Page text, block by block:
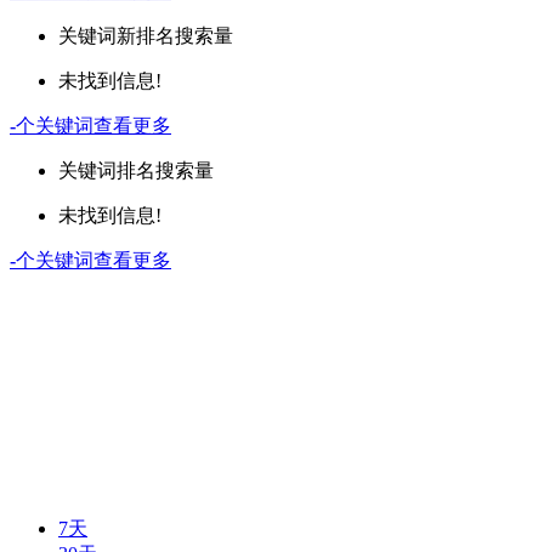
关键词新排名搜索量
未找到信息!
-个关键词查看更多
关键词排名搜索量
未找到信息!
-个关键词查看更多
7天